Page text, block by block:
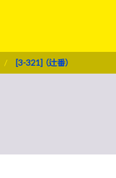
[3-321] （辻番）